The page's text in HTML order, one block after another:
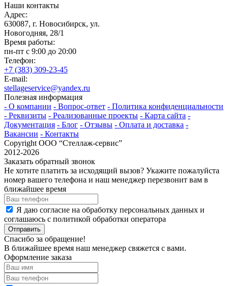
Наши контакты
Адрес:
630087, г. Новосибирск, ул.
Новогодняя, 28/1
Время работы:
пн-пт с 9:00 до 20:00
Телефон:
+7 (383) 309-23-45
E-mail:
stellageservice@yandex.ru
Полезная информация
- О компании - Вопрос-ответ - Политика конфиденциальности
- Реквизиты - Реализованные проекты - Карта сайта -
Документация - Блог - Отзывы - Оплата и доставка -
Вакансии - Контакты
Copyright ООО “Стeллаж-сервис”
2012-2026
Заказать обратный звонок
Не хотите платить за исходящий вызов? Укажите пожалуйста
номер вашего телефона и наш менеджер перезвонит вам в
ближайшее время
Я даю согласие на обработку персональных данных и
соглашаюсь с политикой обработки оператора
Отправить
Спасибо за обращение!
В ближайшее время наш менеджер свяжется с вами.
Оформление заказа